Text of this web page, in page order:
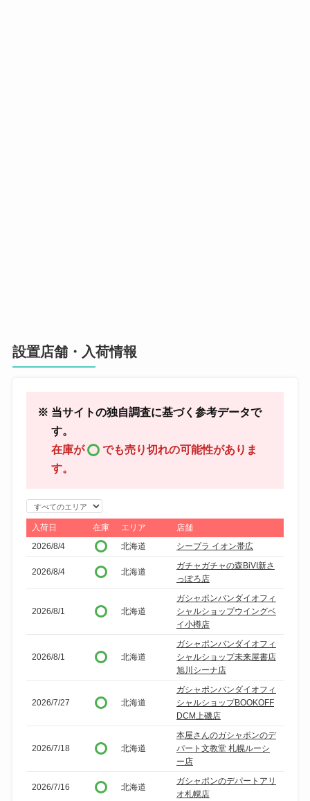
設置店舗・入荷情報
※ 当サイトの独自調査に基づく参考データで
す。
在庫が
でも売り切れの可能性がありま
す。
エ
リ
ア
絞
込
入荷日 在庫 エリア
店舗
2026/8/4
北海道 シープラ イオン帯広
2026/8/4 北海道
ガチャガチャの森BiVI新さ
っぽろ店
2026/8/1 北海道
ガシャポンバンダイオフィ
シャルショップウイングベ
イ小樽店
2026/8/1 北海道
ガシャポンバンダイオフィ
シャルショップ未来屋書店
旭川シーナ店
2026/7/27 北海道
ガシャポンバンダイオフィ
シャルショップBOOKOFF
DCM上磯店
2026/7/18 北海道
本屋さんのガシャポンのデ
パート文教堂 札幌ルーシ
ー店
2026/7/16 北海道
ガシャポンのデパートアリ
オ札幌店